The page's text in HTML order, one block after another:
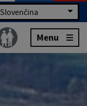
Slovenčina
Menu